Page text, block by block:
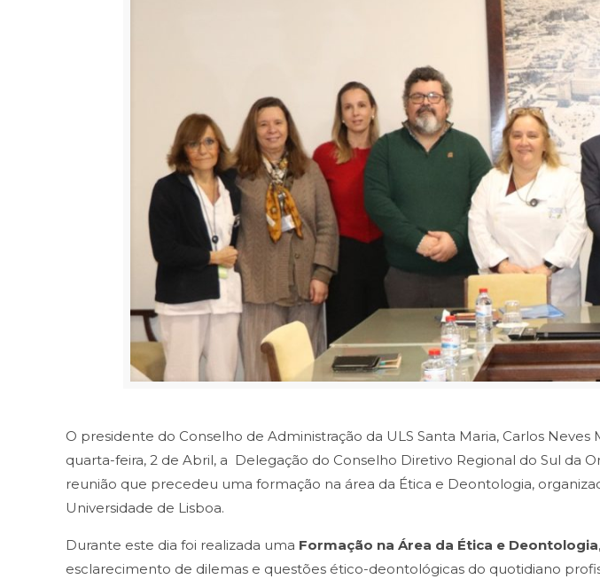
O presidente do Conselho de Administração da ULS Santa Maria, Carlos
quarta-feira, 2 de Abril, a Delegação do Conselho Diretivo Regional do Sul da
reunião que precedeu uma formação na área da Ética e Deontologia,
Universidade de Lisboa.
Durante este dia foi realizada uma Formação na Área da Ética e Deontologia
esclarecimento de dilemas e questões ético-deontológicas do quotidiano